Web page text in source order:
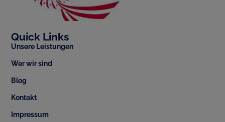
Quick Links
Unsere Leistungen
Wer wir sind
Blog
Kontakt
Impressum